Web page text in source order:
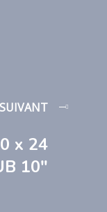
SUIVANT
x 24
10″